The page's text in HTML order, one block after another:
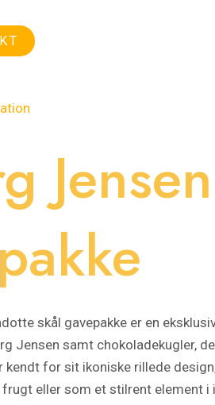
skål gavepakke er en
Jensen samt chokoladekugler,
kendt for sit ikoniske rillede
eller som et stilrent element